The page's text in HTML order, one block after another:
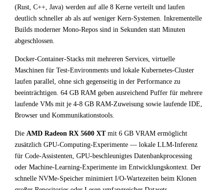
(Rust, C++, Java) werden auf alle 8 Kerne verteilt und laufen
deutlich schneller ab als auf weniger Kern-Systemen. Inkrementelle
Builds moderner Mono-Repos sind in Sekunden statt Minuten
abgeschlossen.
Docker-Container-Stacks mit mehreren Services, virtuelle
Maschinen für Test-Environments und lokale Kubernetes-Cluster
laufen parallel, ohne sich gegenseitig in der Performance zu
beeinträchtigen. 64 GB RAM geben ausreichend Puffer für mehrere
laufende VMs mit je 4-8 GB RAM-Zuweisung sowie laufende IDE,
Browser und Kommunikationstools.
Die AMD Radeon RX 5600 XTmit 6 GB VRAM ermöglicht
zusätzlich GPU-Computing-Experimente — lokale LLM-Inferenz
für Code-Assistenten, GPU-beschleunigtes Datenbankprocessing
oder Machine-Learning-Experimente im Entwicklungskontext. Der
schnelle NVMe-Speicher minimiert I/O-Wartezeiten beim Klonen